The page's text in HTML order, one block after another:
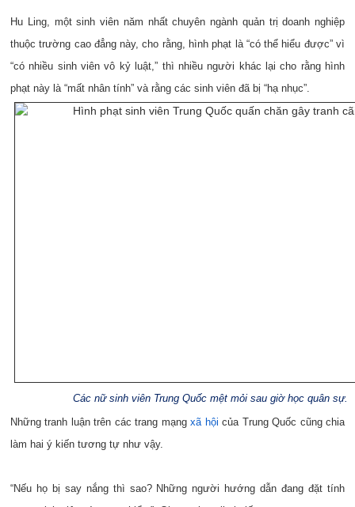
Hu Ling, một sinh viên năm nhất chuyên ngành quản trị doanh nghiệp
thuộc trường cao đẳng này, cho rằng, hình phạt là “có thể hiểu được” vì
“có nhiều sinh viên vô kỷ luật,” thì nhiều người khác lại cho rằng hình
phạt này là “mất nhân tính” và rằng các sinh viên đã bị “hạ nhục”.
Các nữ sinh viên Trung Quốc mệt mỏi sau giờ học quân sự.
Những tranh luận trên các trang mạngxã hội của Trung Quốc cũng chia
làm hai ý kiến tương tự như vậy.
“Nếu họ bị say nắng thì sao? Những người hướng dẫn đang đặt tính